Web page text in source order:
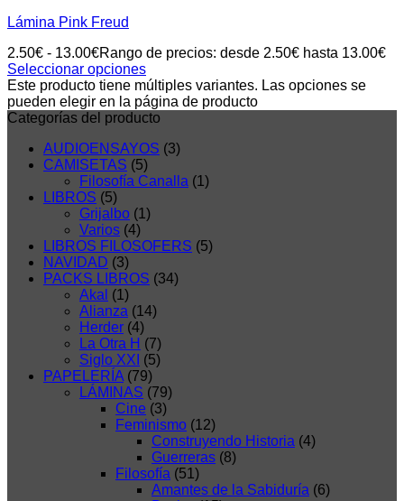
Lámina Pink Freud
2.50€ - 13.00€Rango de precios: desde 2.50€ hasta 13.00€
Seleccionar opciones
Este producto tiene múltiples variantes. Las opciones se
pueden elegir en la página de producto
Categorías del producto
AUDIOENSAYOS (3)
CAMISETAS (5)
Filosofía Canalla (1)
LIBROS (5)
Grijalbo (1)
Varios (4)
LIBROS FILOSOFERS (5)
NAVIDAD (3)
PACKS LIBROS (34)
Akal (1)
Alianza (14)
Herder (4)
La Otra H (7)
Siglo XXI (5)
PAPELERÍA (79)
LÁMINAS (79)
Cine (3)
Feminismo (12)
Construyendo Historia (4)
Guerreras (8)
Filosofía (51)
Amantes de la Sabiduría (6)